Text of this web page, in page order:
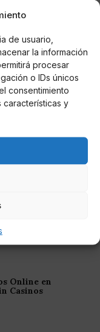
de usuario,
la información
procesar
o IDs únicos
consentimiento
características y
de Aznar y Rajoy,
al gobierno de
Online en
Casinos